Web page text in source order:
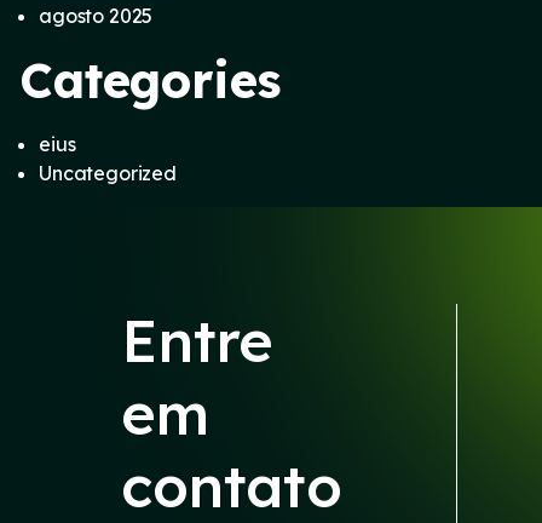
agosto 2025
Categories
eius
Uncategorized
Entre
em
contato